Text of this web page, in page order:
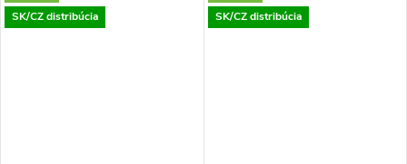
SK/CZ distribúcia
SK/CZ distribúcia